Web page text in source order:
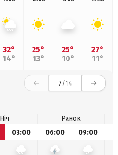
32°
14°
25°
13°
25°
10°
27°
11°
7/14
Ніч
Ранок
03:00 06:00 09:00